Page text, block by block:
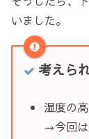
いました。
考えら
湿度の
→今回は